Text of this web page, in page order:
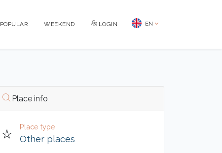
POPULAR WEEKEND LOGIN EN
Place info
Place type
Other places